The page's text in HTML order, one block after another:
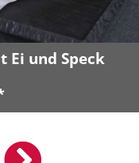
und Speck